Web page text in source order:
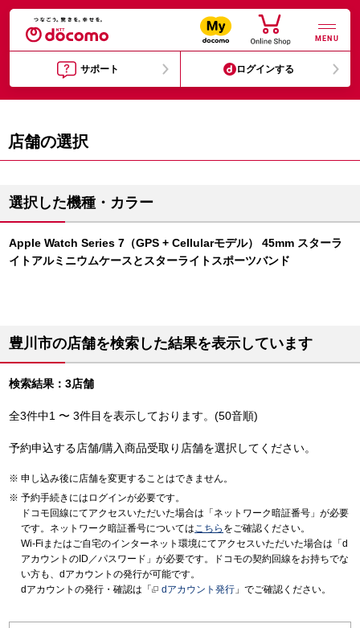
MENU
サポート ログインする
店舗の選択
選択した機種・カラー
Apple Watch Series 7（GPS + Cellularモデル） 45mm スターラ
イトアルミニウムケースとスターライトスポーツバンド
豊川市の店舗を検索した結果を表示しています
検索結果：3店舗
全3件中1 〜 3件目を表示しております。(50音順)
予約申込する店舗/購入商品受取り店舗を選択してください。
申し込み後に店舗を変更することはできません。
予約手続きにはログインが必要です。
ドコモ回線にてアクセスいただいた場合は「ネットワーク暗証番号」が必要
です。ネットワーク暗証番号についてはこちら をご確認ください。
Wi-Fiまたはご自宅のインターネット環境にてアクセスいただいた場合は「d
アカウントのID／パスワード」が必要です。ドコモの契約回線をお持ちでな
い方も、dアカウントの発行が可能です。
dアカウントの発行・確認は「
dアカウント発行 」でご確認ください。